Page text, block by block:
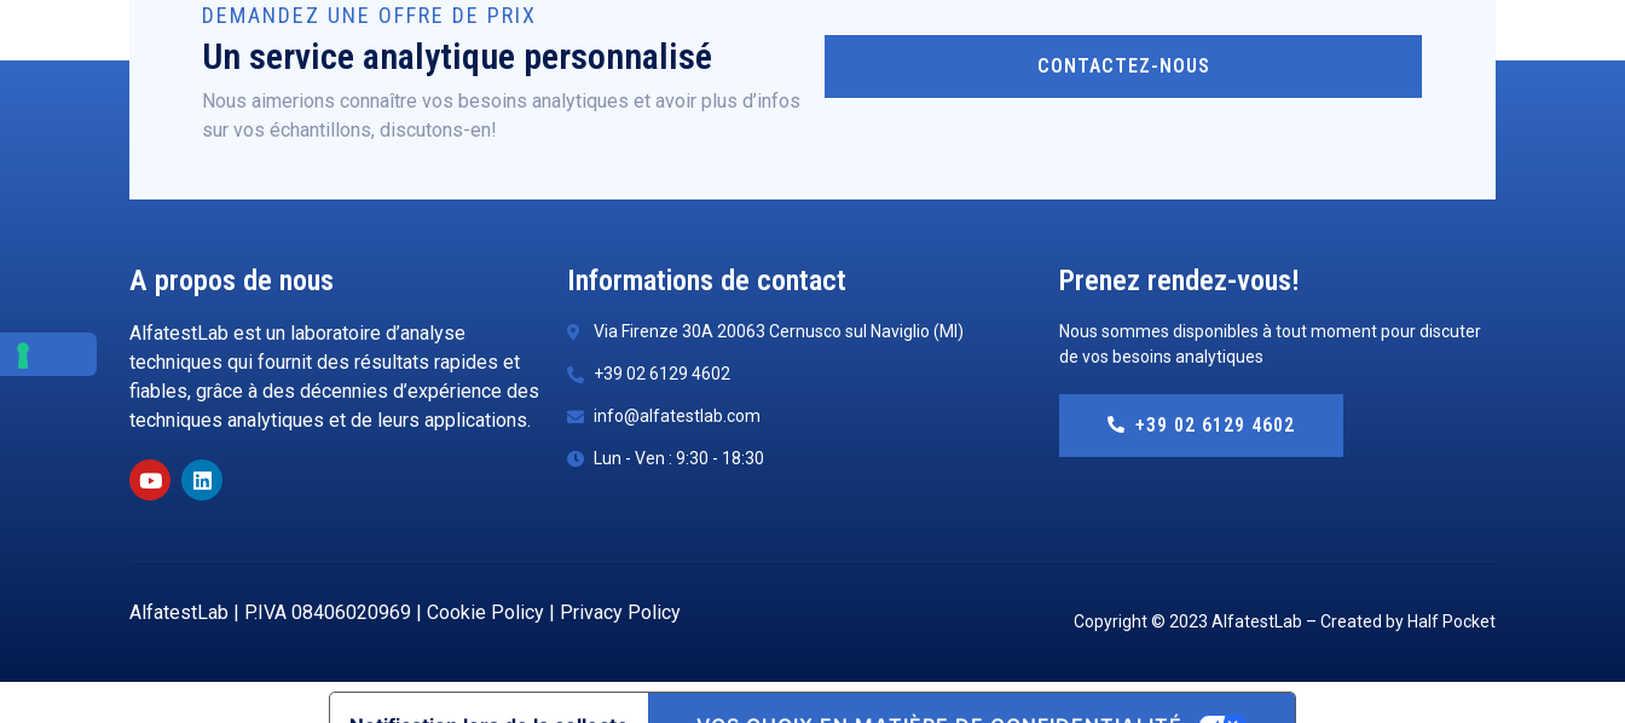
DEMANDEZ UNE OFFRE DE PRIX
Un service analytique personnalisé
Nous aimerions connaître vos besoins analytiques et avoir plus d’infos
sur vos échantillons, discutons-en!
CONTACTEZ-NOUS
A propos de nous
AlfatestLab est un laboratoire d’analyse
techniques qui fournit des résultats rapides et
fiables, grâce à des décennies d’expérience des
techniques analytiques et de leurs applications.
Informations de contact
Via Firenze 30A 20063 Cernusco sul Naviglio (MI)
+39 02 6129 4602
info@alfatestlab.com
Lun - Ven : 9:30 - 18:30
Prenez rendez-vous!
Nous sommes disponibles à tout moment pour discuter
de vos besoins analytiques
+39 02 6129 4602
AlfatestLab | P.IVA 08406020969 | Cookie Policy Privacy Policy Copyright © 2023 AlfatestLab – Created by Half Pocket